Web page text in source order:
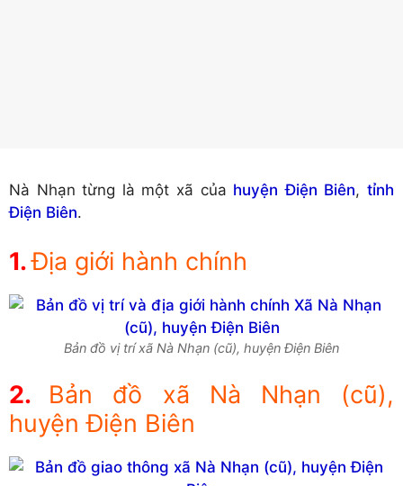
Nà Nhạn từng là một xã của huyện Điện Biên,tỉnh
Điện Biên.
Địa giới hành chính
Bản đồ vị trí xã Nà Nhạn (cũ), huyện Điện Biên
Bản đồ xã Nà Nhạn (cũ),
huyện Điện Biên